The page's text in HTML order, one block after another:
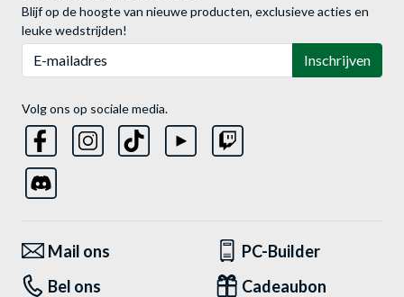
Blijf op de hoogte van nieuwe producten, exclusieve acties en
leuke wedstrijden!
Inschrijven
Volg ons op sociale media.
Mail ons
PC-Builder
Bel ons
Cadeaubon